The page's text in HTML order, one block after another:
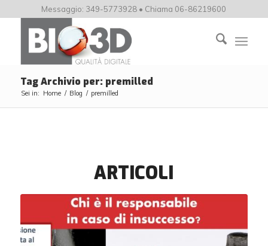
Messaggio: 349-5773928 • Chiama 06-86219600
Tag Archivio per: premilled
Sei in: Home / Blog / premilled
ARTICOLI